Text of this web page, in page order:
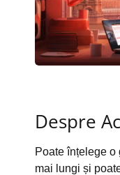
Despre
Poate înțelege o
mai lungi și